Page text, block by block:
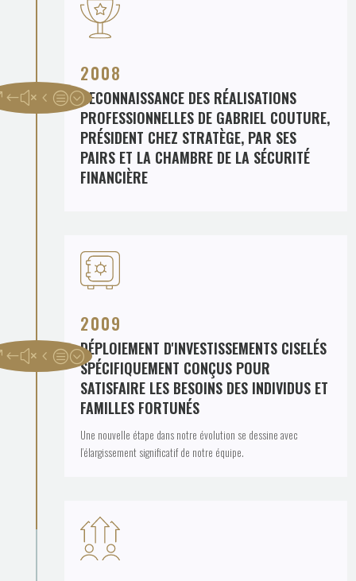
2008
RECONNAISSANCE DES RÉALISATIONS
PROFESSIONNELLES DE GABRIEL COUTURE,
PRÉSIDENT CHEZ STRATÈGE, PAR SES
PAIRS ET LA CHAMBRE DE LA SÉCURITÉ
FINANCIÈRE
2009
DÉPLOIEMENT D'INVESTISSEMENTS CISELÉS
SPÉCIFIQUEMENT CONÇUS POUR
SATISFAIRE LES BESOINS DES INDIVIDUS ET
FAMILLES FORTUNÉS
Une nouvelle étape dans notre évolution se dessine avec
l’élargissement significatif de notre équipe.